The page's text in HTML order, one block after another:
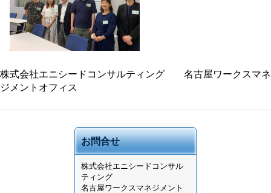
株式会社エニシードコンサルティング 名古屋ワークスマネ
ジメントオフィス
お問合せ
株式会社エニシードコンサル
ティング
名古屋ワークスマネジメント